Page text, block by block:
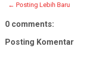
← Posting Lebih Baru
0 comments:
Posting Komentar